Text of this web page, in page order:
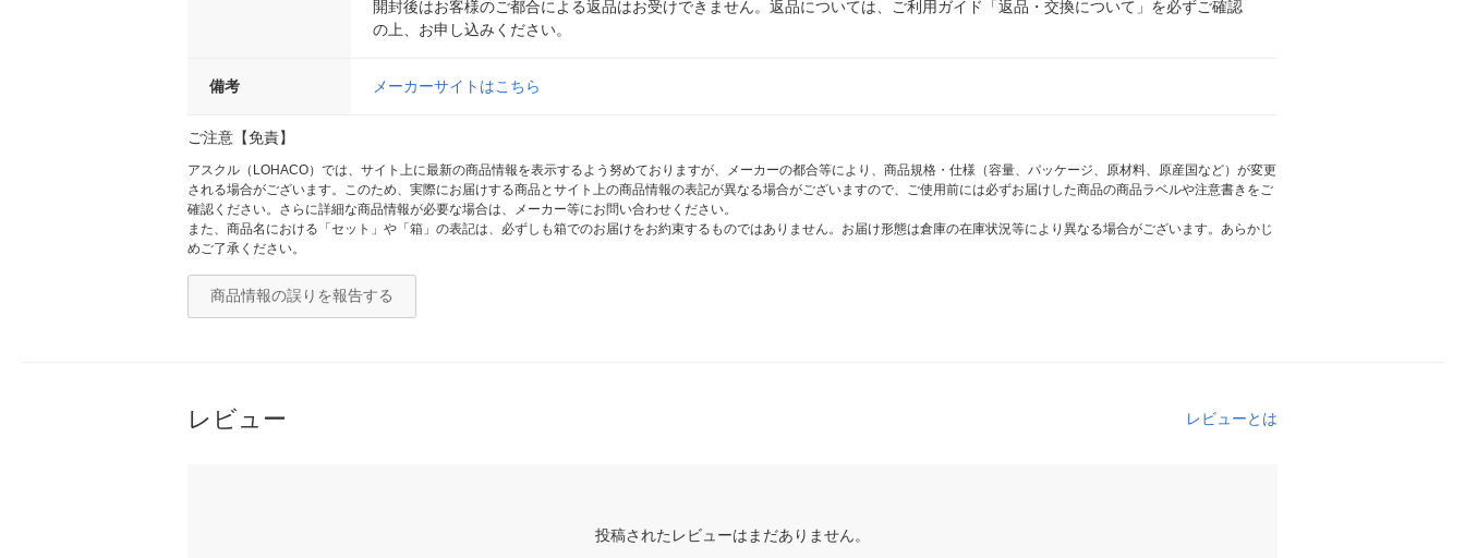
開封後はお客様のご都合による返品はお受けできません。返品については、ご利用ガイド「返品・交換について」を必ずご確認
の上、お申し込みください。
備考 メーカーサイトはこちら
ご注意【免責】
アスクル（LOHACO）では、サイト上に最新の商品情報を表示するよう努めておりますが、メーカーの都合等により、商品規格・仕様（容量、パッケージ、原材料、原産国など）が変更
される場合がございます。このため、実際にお届けする商品とサイト上の商品情報の表記が異なる場合がございますので、ご使用前には必ずお届けした商品の商品ラベルや注意書きをご
確認ください。さらに詳細な商品情報が必要な場合は、メーカー等にお問い合わせください。
また、商品名における「セット」や「箱」の表記は、必ずしも箱でのお届けをお約束するものではありません。お届け形態は倉庫の在庫状況等により異なる場合がございます。あらかじ
めご了承ください。
商品情報の誤りを報告する
レビュー レビューとは
投稿されたレビューはまだありません。